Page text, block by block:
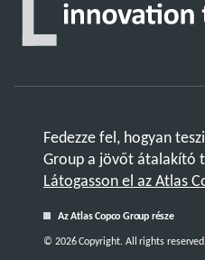
Fedezze fel, hogyan
Group a jövőt átalakító
Látogasson el az Atlas
Az Atlas Copco Group része
© 2026 Copyright. All rights